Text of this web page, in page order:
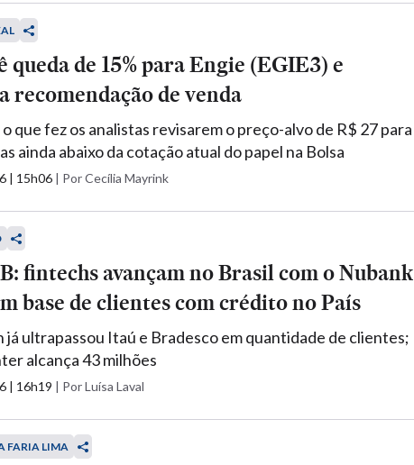
queda de 15% para Engie (EGIE3) e
recomendação de venda
que fez os analistas revisarem o preço-alvo de R$ 27 para
ainda abaixo da cotação atual do papel na Bolsa
| 15h06 | Por Cecília Mayrink
fintechs avançam no Brasil com o Nubank
base de clientes com crédito no País
já ultrapassou Itaú e Bradesco em quantidade de clientes;
alcança 43 milhões
| 16h19 | Por Luísa Laval
FARIA LIMA